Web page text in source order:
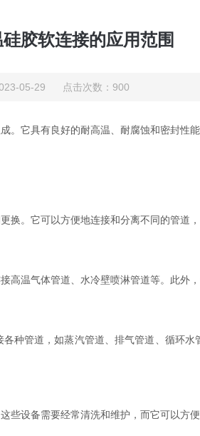
胶软连接的应用范围
05-29 点击次数：900
它具有良好的耐高温、耐腐蚀和密封性
它可以方便地连接和分离不同的管道，
气体管道、水冷壁喷淋管道等。此外，
管道，如蒸汽管道、排气管道、循环水
设备需要经常清洗和维护，而它可以方便